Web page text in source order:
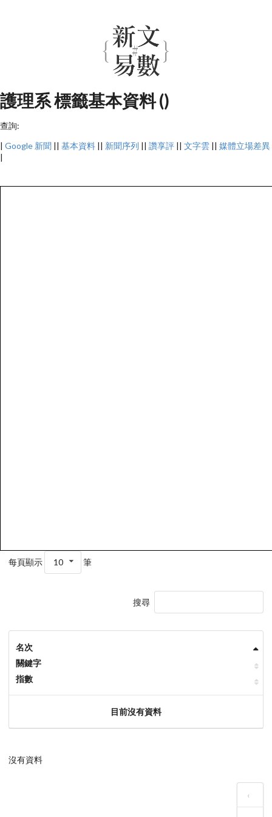
護理系 標籤基本資料 ()
查詢:
| Google 新聞 || 基本資料 || 新聞序列 || 讚享評 || 文字雲 || 媒體立場差異
|
每頁顯示 10 筆
搜尋
名次
關鍵字
指數
目前沒有資料
沒有資料
‹